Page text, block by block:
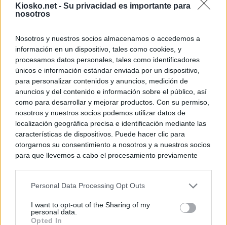
Kiosko.net - Su privacidad es importante para
nosotros
Nosotros y nuestros socios almacenamos o accedemos a
información en un dispositivo, tales como cookies, y
procesamos datos personales, tales como identificadores
únicos e información estándar enviada por un dispositivo,
para personalizar contenidos y anuncios, medición de
anuncios y del contenido e información sobre el público, así
como para desarrollar y mejorar productos. Con su permiso,
nosotros y nuestros socios podemos utilizar datos de
localización geográfica precisa e identificación mediante las
características de dispositivos. Puede hacer clic para
otorgarnos su consentimiento a nosotros y a nuestros socios
para que llevemos a cabo el procesamiento previamente
negar su consentimiento. Tenga en cuenta que algún
de su consentimiento, pero usted tiene el derecho de
rechazar tal procesamiento. Sus preferencias se aplicarán
Personal Data Processing Opt Outs
I want to opt-out of the Sharing of my
personal data.
Opted In